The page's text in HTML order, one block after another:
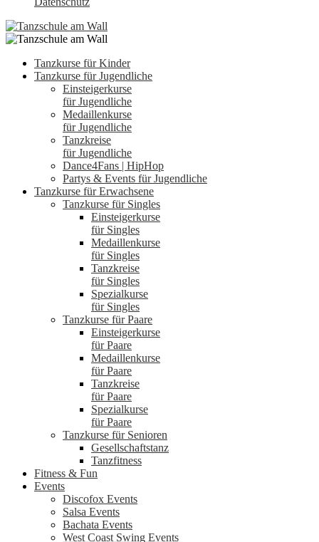
Tanzkurse für Kinder
Tanzkurse für Jugendliche
Einsteigerkurse
für Jugendliche
Medaillenkurse
für Jugendliche
Tanzkreise
für Jugendliche
Dance4Fans | HipHop
Partys & Events für Jugendliche
Tanzkurse für Erwachsene
Tanzkurse für Singles
Einsteigerkurse
für Singles
Medaillenkurse
für Singles
Tanzkreise
für Singles
Spezialkurse
für Singles
Tanzkurse für Paare
Einsteigerkurse
für Paare
Medaillenkurse
für Paare
Tanzkreise
für Paare
Spezialkurse
für Paare
Tanzkurse für Senioren
Gesellschaftstanz
Tanzfitness
Fitness & Fun
Events
Discofox Events
Salsa Events
Bachata Events
West Coast Swing Events